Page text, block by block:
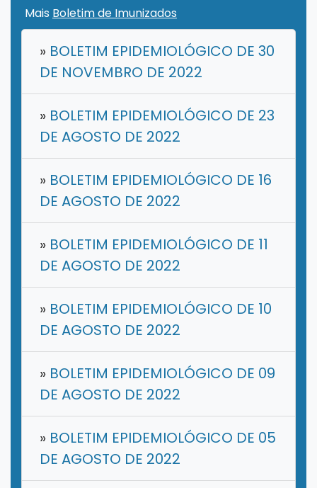
Mais Boletim de Imunizados
» BOLETIM EPIDEMIOLÓGICO DE 30
DE NOVEMBRO DE 2022
» BOLETIM EPIDEMIOLÓGICO DE 23
DE AGOSTO DE 2022
» BOLETIM EPIDEMIOLÓGICO DE 16
DE AGOSTO DE 2022
» BOLETIM EPIDEMIOLÓGICO DE 11
DE AGOSTO DE 2022
» BOLETIM EPIDEMIOLÓGICO DE 10
DE AGOSTO DE 2022
» BOLETIM EPIDEMIOLÓGICO DE 09
DE AGOSTO DE 2022
» BOLETIM EPIDEMIOLÓGICO DE 05
DE AGOSTO DE 2022